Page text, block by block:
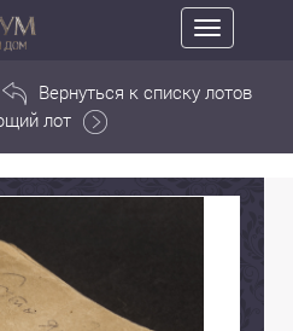
Toggle
navigation
Вернуться к списку лотов
лот